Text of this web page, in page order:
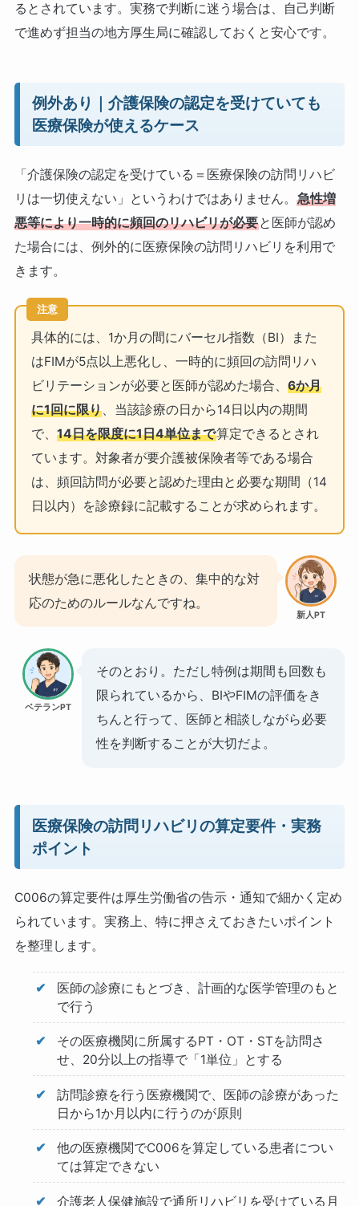
るとされています。実務で判断に迷う場合は、自己判断
で進めず担当の地方厚生局に確認しておくと安心です。
例外あり｜介護保険の認定を受けていても
医療保険が使えるケース
「介護保険の認定を受けている＝医療保険の訪問リハビ
リは一切使えない」というわけではありません。 急性増
悪等により一時的に頻回のリハビリが必要と医師が認め
た場合には、例外的に医療保険の訪問リハビリを利用で
きます。
注意
具体的には、1か月の間にバーセル指数（BI）また
はFIMが5点以上悪化し、一時的に頻回の訪問リハ
ビリテーションが必要と医師が認めた場合、 6か月
に1回に限り、当該診療の日から14日以内の期間
で、 14日を限度に1日4単位まで算定できるとされ
ています。対象者が要介護被保険者等である場合
は、頻回訪問が必要と認めた理由と必要な期間（14
日以内）を診療録に記載することが求められます。
新人PT
状態が急に悪化したときの、集中的な対
応のためのルールなんですね。
ベテランPT
そのとおり。ただし特例は期間も回数も
限られているから、BIやFIMの評価をき
ちんと行って、医師と相談しながら必要
性を判断することが大切だよ。
医療保険の訪問リハビリの算定要件・実務
ポイント
C006の算定要件は厚生労働省の告示・通知で細かく定め
られています。実務上、特に押さえておきたいポイント
を整理します。
医師の診療にもとづき、計画的な医学管理のもと
で行う
その医療機関に所属するPT・OT・STを訪問さ
せ、20分以上の指導で「1単位」とする
訪問診療を行う医療機関で、医師の診療があった
日から1か月以内に行うのが原則
他の医療機関でC006を算定している患者につい
ては算定できない
介護老人保健施設で通所リハビリを受けている月